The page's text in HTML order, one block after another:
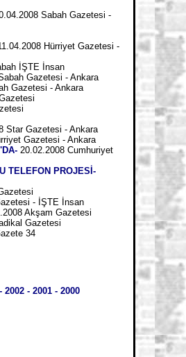
Sabah Gazetesi -
Hürriyet Gazetesi -
İŞTE İnsan
Gazetesi - Ankara
Gazetesi - Ankara
Star Gazetesi - Ankara
Gazetesi - Ankara
20.02.2008 Cumhuriyet
TELEFON PROJESİ-
- İŞTE İnsan
Akşam Gazetesi
Gazetesi
34
2002 - 2001 - 2000